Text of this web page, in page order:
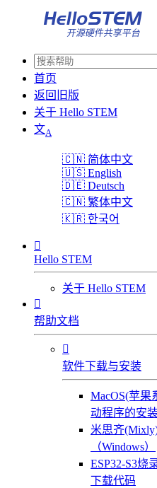
首页
返回旧版
关于 Hello STEM
文A
🇨🇳 简体中文
🇺🇸 English
🇩🇪 Deutsch
🇨🇳 繁体中文
🇰🇷 한국어

Hello STEM
关于 Hello STEM

帮助文档

软件下载与安装
MacOS(苹果
动程序的安
米思齐
（Windows）
ESP32-S3烧
下载代码